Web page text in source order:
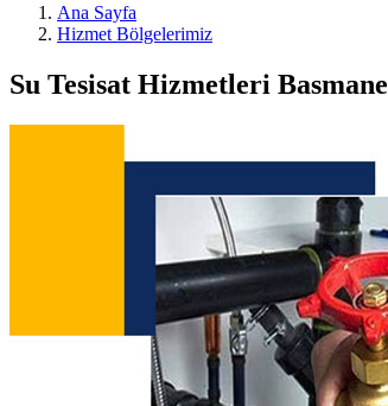
Ana Sayfa
Hizmet Bölgelerimiz
Su Tesisat Hizmetleri Basmane